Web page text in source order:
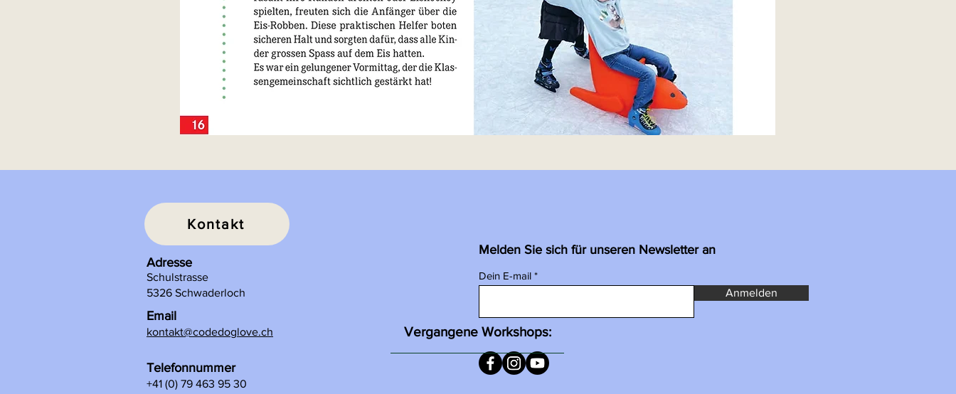
Kontakt
Adresse
Schulstrasse
5326 Schwaderloch
Email
kontakt@codedoglove.ch
+41 (0) 79 463 95 30
Telefonnummer
Melden Sie sich für unseren Newsletter an
Dein E-mail
Anmelden
Vergangene Workshops: